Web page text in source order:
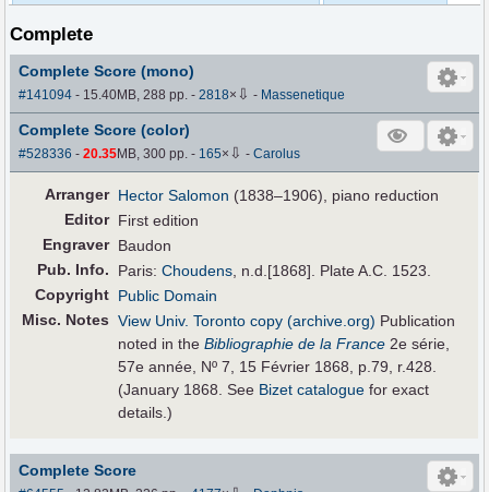
Complete
Complete Score (mono)
#141094 - 15.40MB, 288 pp.-2818× ⇩ - Massenetique
Complete Score (color)
#528336 -20.35MB, 300 pp.- 165× ⇩ -Carolus
Arranger Hector Salomon (1838–1906), piano reduction
Editor First edition
Engraver Baudon
Pub. Info. Paris:Choudens , n.d.[1868]. Plate A.C. 1523.
Copyright Public Domain
Misc. Notes View Univ. Toronto copy (archive.org) Publication
noted in theBibliographie de la France 2e série,
57e année, Nº 7, 15 Février 1868, p.79, r.428.
(January 1868. See Bizet catalogue for exact
details.)
Complete Score